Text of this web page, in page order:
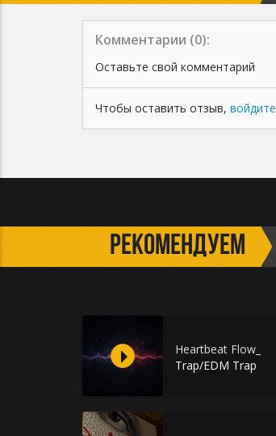
Комментарии (0):
Оставьте свой комментарий
Чтобы оставить отзыв, войдите
РЕКОМЕНДУЕМ
Heartbeat Flow_
Trap/EDM Trap